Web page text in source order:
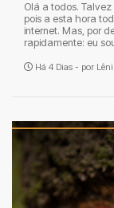
Olá a todos.
pois a esta hora
internet. Mas, por
rapidamente: eu
Há 4 Dias - por